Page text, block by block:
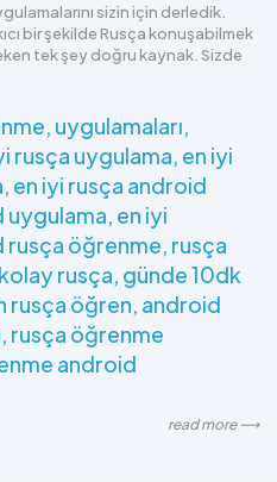
sizin için derledik.
bir şekilde Rusça konuşabilmek
tek şey doğru kaynak. Sizde
uygulamaları
rusça uygulama en iyi
en iyi rusça android
uygulama en iyi
rusça öğrenme rusça
kolay rusça günde 10dk
rusça öğren android
rusça öğrenme
android
read more ⟶